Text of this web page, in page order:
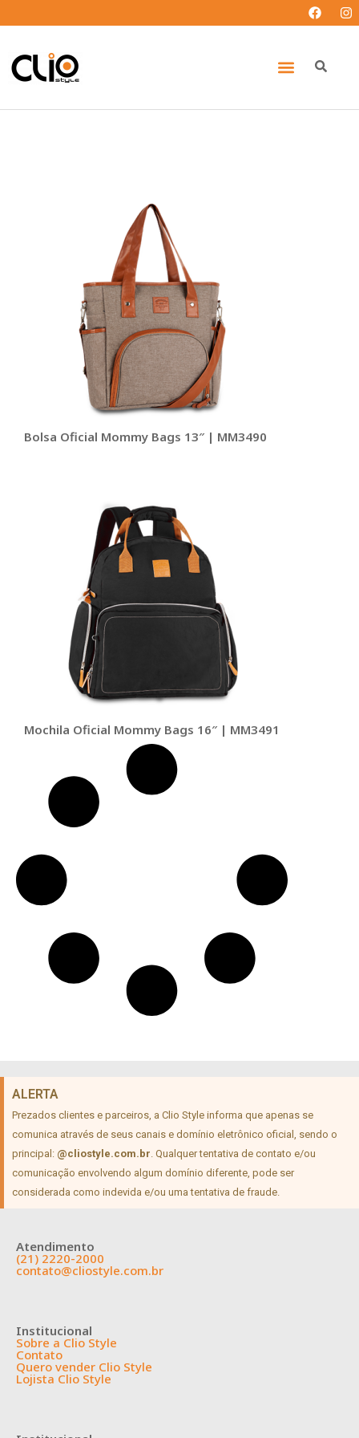
Bolsa Oficial Mommy Bags 13″ | MM3490
Mochila Oficial Mommy Bags 16″ | MM3491
ALERTA
Prezados clientes e parceiros, a Clio Style informa que apenas se
comunica através de seus canais e domínio eletrônico oficial, sendo o
principal: @cliostyle.com.br. Qualquer tentativa de contato e/ou
comunicação envolvendo algum domínio diferente, pode ser
considerada como indevida e/ou uma tentativa de fraude.
Atendimento
(21) 2220-2000
contato@cliostyle.com.br
Institucional
Sobre a Clio Style
Contato
Quero vender Clio Style
Lojista Clio Style